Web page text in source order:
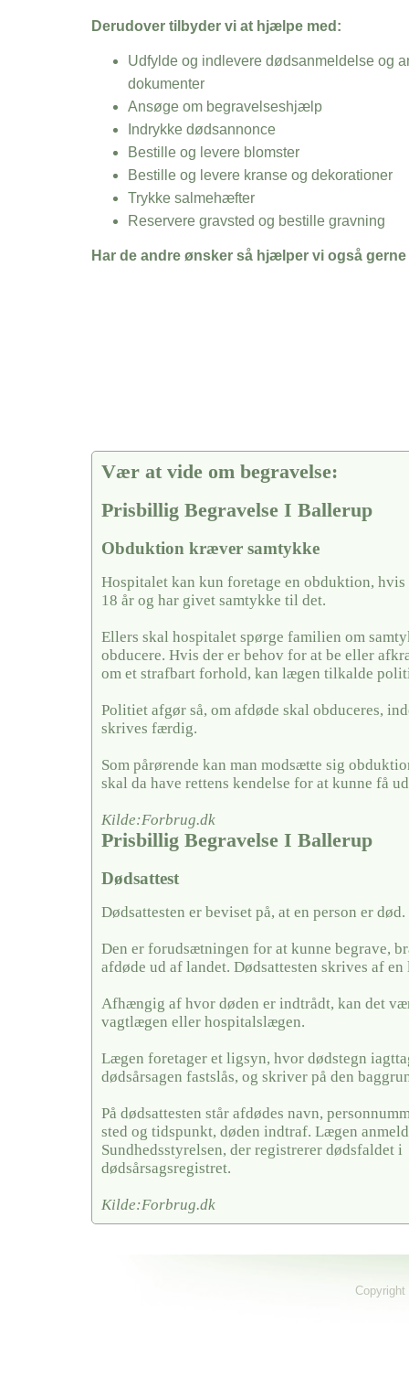
Derudover tilbyder vi at hjælpe med:
Udfylde og indlevere dødsanmeldelse og
dokumenter
Ansøge om begravelseshjælp
Indrykke dødsannonce
Bestille og levere blomster
Bestille og levere kranse og dekorationer
Trykke salmehæfter
Reservere gravsted og bestille gravning
Har de andre ønsker så hjælper vi også gerne
Vær at vide om begravelse:
Prisbillig Begravelse I Ballerup
Obduktion kræver samtykke
Hospitalet kan kun foretage en obduktion,
18 år og har givet samtykke til det.
Ellers skal hospitalet spørge familien om
obducere. Hvis der er behov for at be eller
om et strafbart forhold, kan lægen tilkalde
Politiet afgør så, om afdøde skal obduceres,
skrives færdig.
Som pårørende kan man modsætte sig
skal da have rettens kendelse for at kunne få
Kilde:Forbrug.dk
Prisbillig Begravelse I Ballerup
Dødsattest
Dødsattesten er beviset på, at en person er død.
Den er forudsætningen for at kunne begrave,
afdøde ud af landet. Dødsattesten skrives af en
Afhængig af hvor døden er indtrådt, kan det
vagtlægen eller hospitalslægen.
Lægen foretager et ligsyn, hvor dødstegn
dødsårsagen fastslås, og skriver på den
På dødsattesten står afdødes navn,
sted og tidspunkt, døden indtraf. Lægen
Sundhedsstyrelsen, der registrerer dødsfaldet i
dødsårsagsregistret.
Kilde:Forbrug.dk